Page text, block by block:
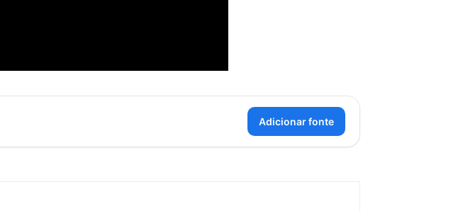
Adicionar fonte